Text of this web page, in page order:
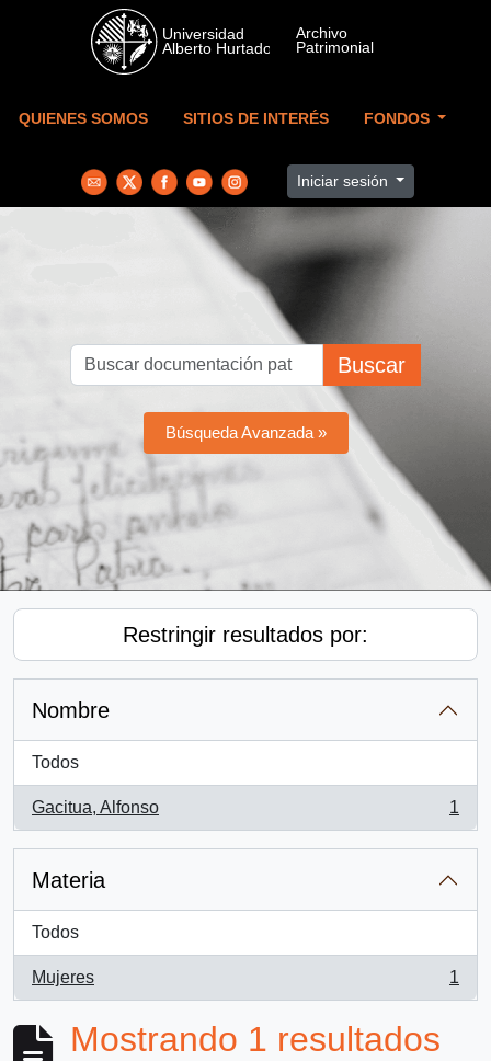
Skip to main content
QUIENES SOMOS SITIOS DE INTERÉS FONDOS
Iniciar sesión
Buscar
Búsqueda Avanzada »
Restringir resultados por:
Nombre
Todos
Gacitua, Alfonso
, 1 resultados
1
Materia
Todos
Mujeres
, 1 resultados
1
Mostrando 1 resultados